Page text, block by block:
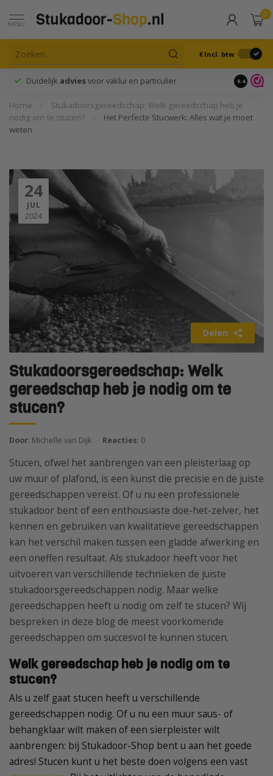
MENU
0
€ Incl. btw
Duidelijk adviesvoor vaklui en particulier 9.4
Home
Stukadoorsgereedschap: Welk gereedschap heb je
nodig om te stucen?
Het Perfecte Stucwerk: Alles wat je moet
weten
24
JUL
2024
Delen
Stukadoorsgereedschap: Welk
gereedschap heb je nodig om te
stucen?
Door: Michelle van Dijk Reacties: 0
Stucen, ofwel het aanbrengen van een pleisterlaag op
uw muur of plafond, is een kunst die precisie en de juiste
gereedschappen vereist. Of u nu een professionele
stukadoor bent of een enthousiaste doe-het-zelver, het
kennen en gebruiken van kwalitatieve gereedschappen
kan het verschil maken tussen een gladde afwerking en
een oneffen resultaat. Als stukadoor heeft voor het
uitvoeren van verschillende technieken de juiste
stukadoorsgereedschappen nodig. Maar welke
gereedschappen heeft u nodig om zelf te stucen? Wij
bespreken in deze blog de meest voorkomende
gereedschappen om succesvol te kunnen stucen.
Welk gereedschap heb je nodig om te
stucen?
Als u zelf gaat stucen heeft u verschillende
gereedschappen nodig. Of u nu een muur saus- of
behangklaar wilt maken of een sierpleister wilt
aanbrengen: bij Stukadoor-Shop bent u aan het goede
adres! Stucen kunt u het beste doen volgens een vast